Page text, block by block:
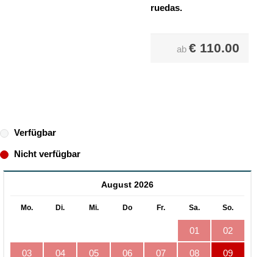
ruedas.
ab € 110.00
Verfügbar
Nicht verfügbar
August 2026
Mo. Di. Mi. Do Fr. Sa. So.
01 02
03 04 05 06 07 08 09